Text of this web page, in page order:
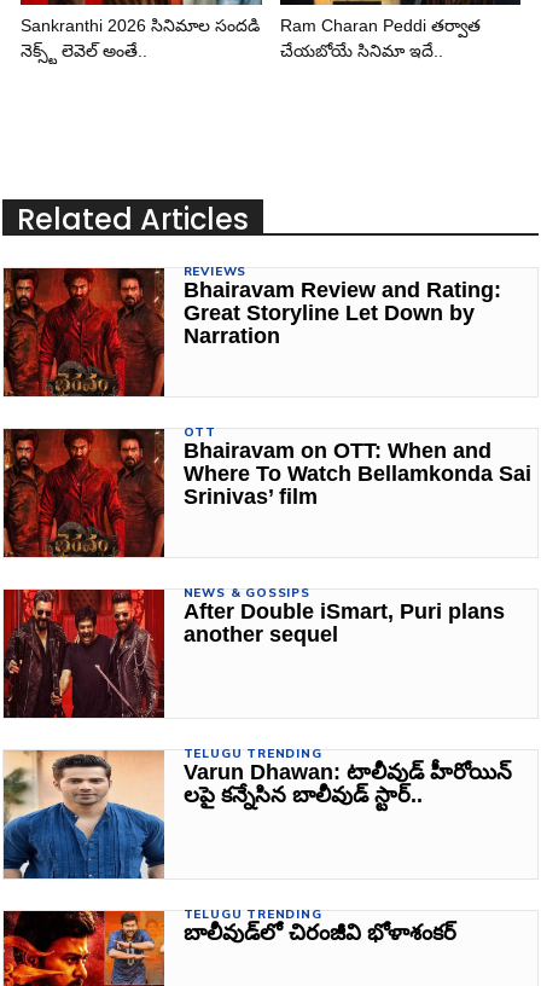
Sankranthi 2026 సినిమాల సందడి
నెక్స్ట్ లెవెల్ అంతే..
Ram Charan Peddi తర్వాత
చేయబోయే సినిమా ఇదే..
Related Articles
REVIEWS
Bhairavam Review and Rating:
Great Storyline Let Down by
Narration
OTT
Bhairavam on OTT: When and
Where To Watch Bellamkonda Sai
Srinivas’ film
NEWS & GOSSIPS
After Double iSmart, Puri plans
another sequel
TELUGU TRENDING
Varun Dhawan: టాలీవుడ్ హీరోయిన్
లపై కన్నేసిన బాలీవుడ్ స్టార్..
TELUGU TRENDING
బాలీవుడ్‌లో చిరంజీవి భోళాశంకర్